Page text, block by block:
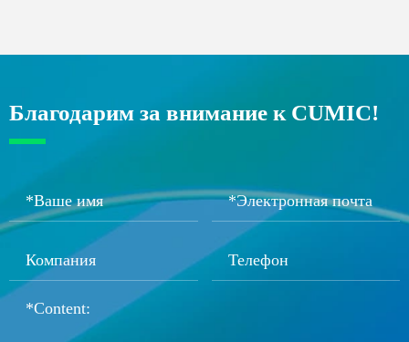
Благодарим за внимание к CUMIC!